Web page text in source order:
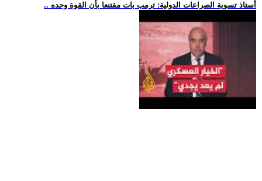
.. أستاذ تسوية الصراعات الدولية: ترمب بات مقتنعا بأن القوة وحده